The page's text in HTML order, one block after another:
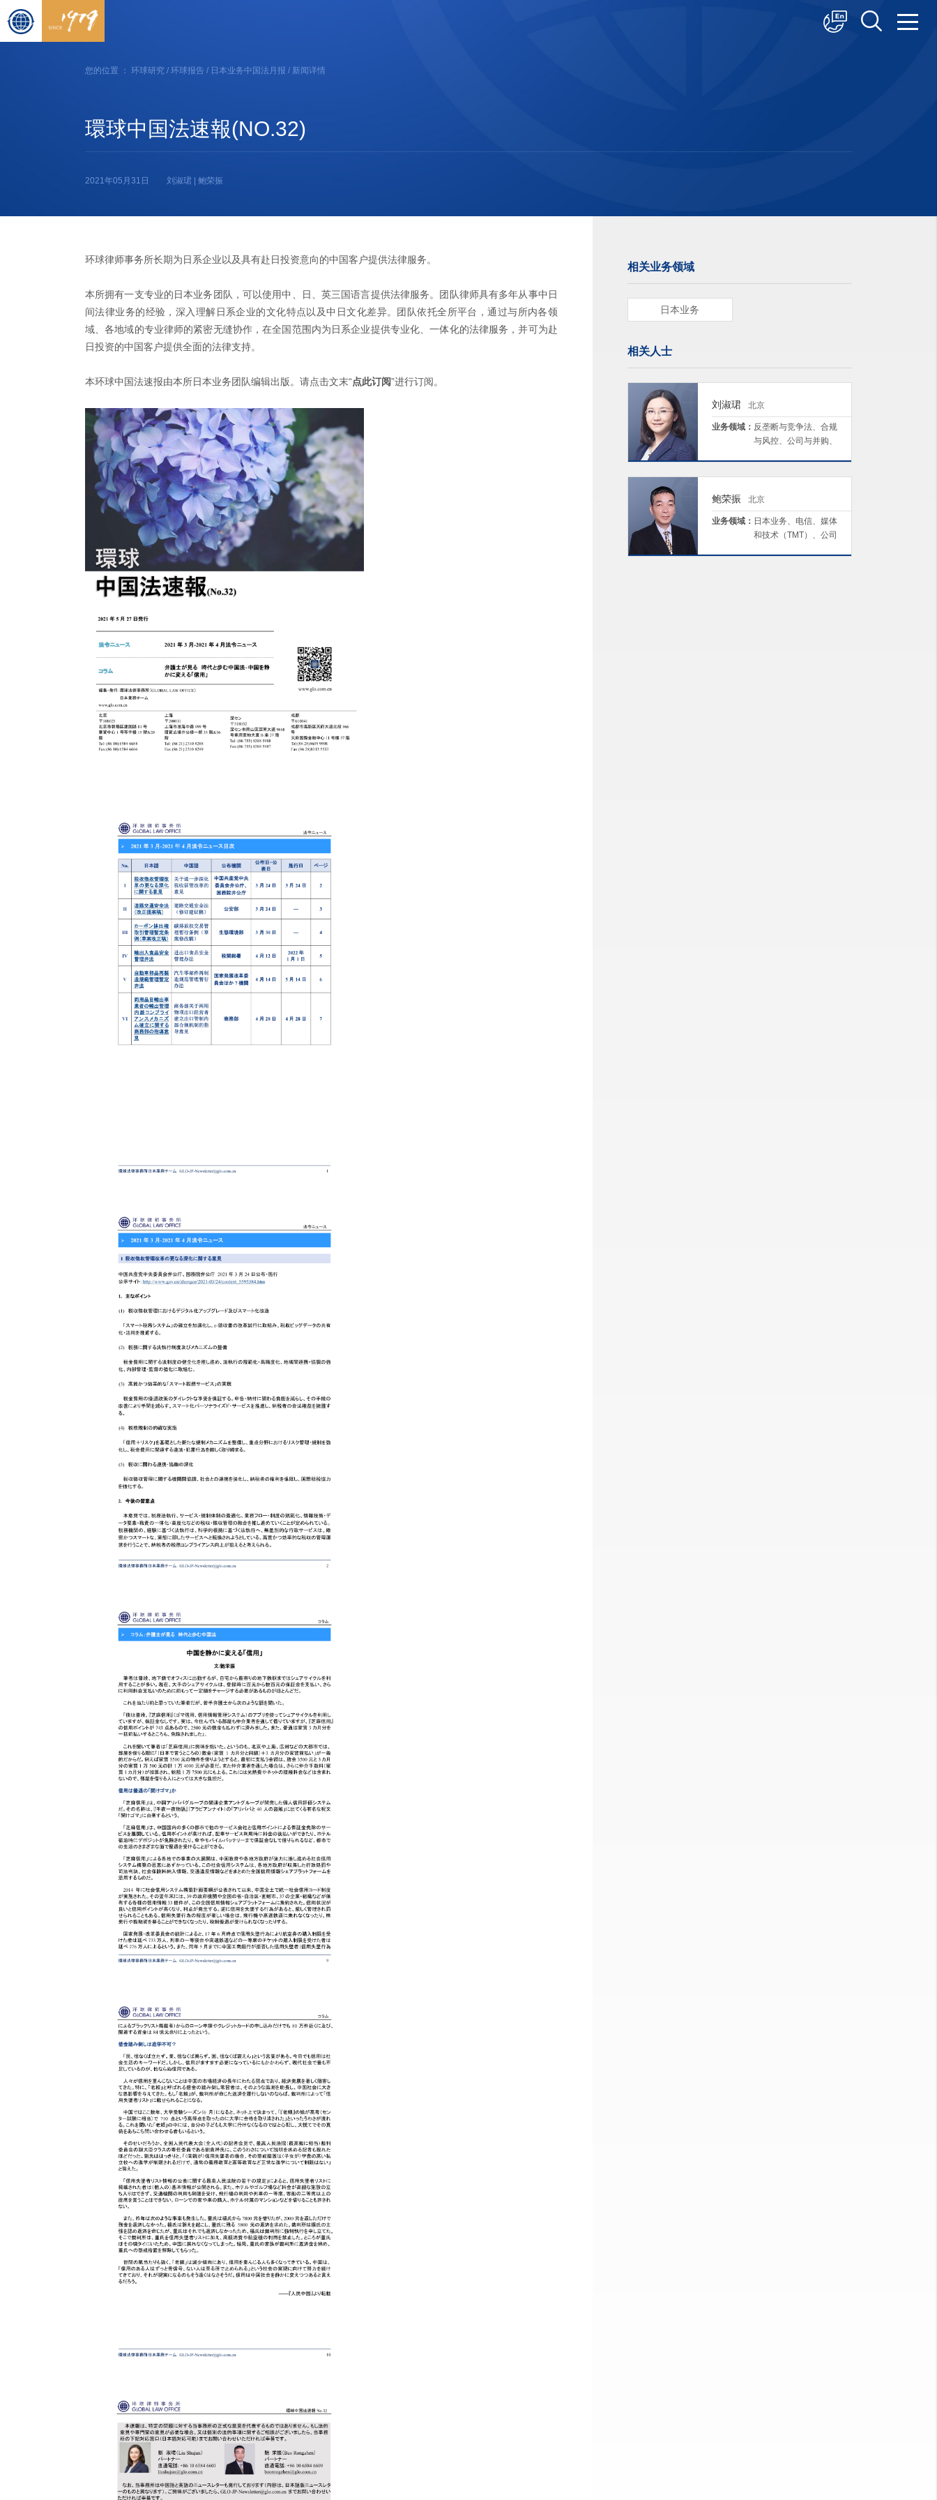
您的位置 ： 环球研究 / 环球报告 / 日本业务中国法月报 / 新闻详情
環球中国法速報(NO.32)
2021年05月31日 刘淑珺 | 鲍荣振
环球律师事务所长期为日系企业以及具有赴日投资意向的中国客户提供法律服务。
本所拥有一支专业的日本业务团队，可以使用中、日、英三国语言提供法律服务。团队律师具有多年从事中日
间法律业务的经验，深入理解日系企业的文化特点以及中日文化差异。团队依托全所平台，通过与所内各领
域、各地域的专业律师的紧密无缝协作，在全国范围内为日系企业提供专业化、一体化的法律服务，并可为赴
日投资的中国客户提供全面的法律支持。
本环球中国法速报由本所日本业务团队编辑出版。请点击文末“点此订阅”进行订阅。
相关业务领域
日本业务
相关人士
刘淑珺 北京
业务领域： 反垄断与竞争法、合规
与风控、公司与并购、
鲍荣振 北京
业务领域： 日本业务、电信、媒体
和技术（TMT）、公司